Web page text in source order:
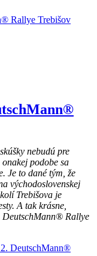
Rallye Trebišov
nebudú pre
podobe sa
Je to dané tým, že
východoslovenskej
Trebišova je
A tak krásne,
DeutschMann® Rallye
2. DeutschMann®